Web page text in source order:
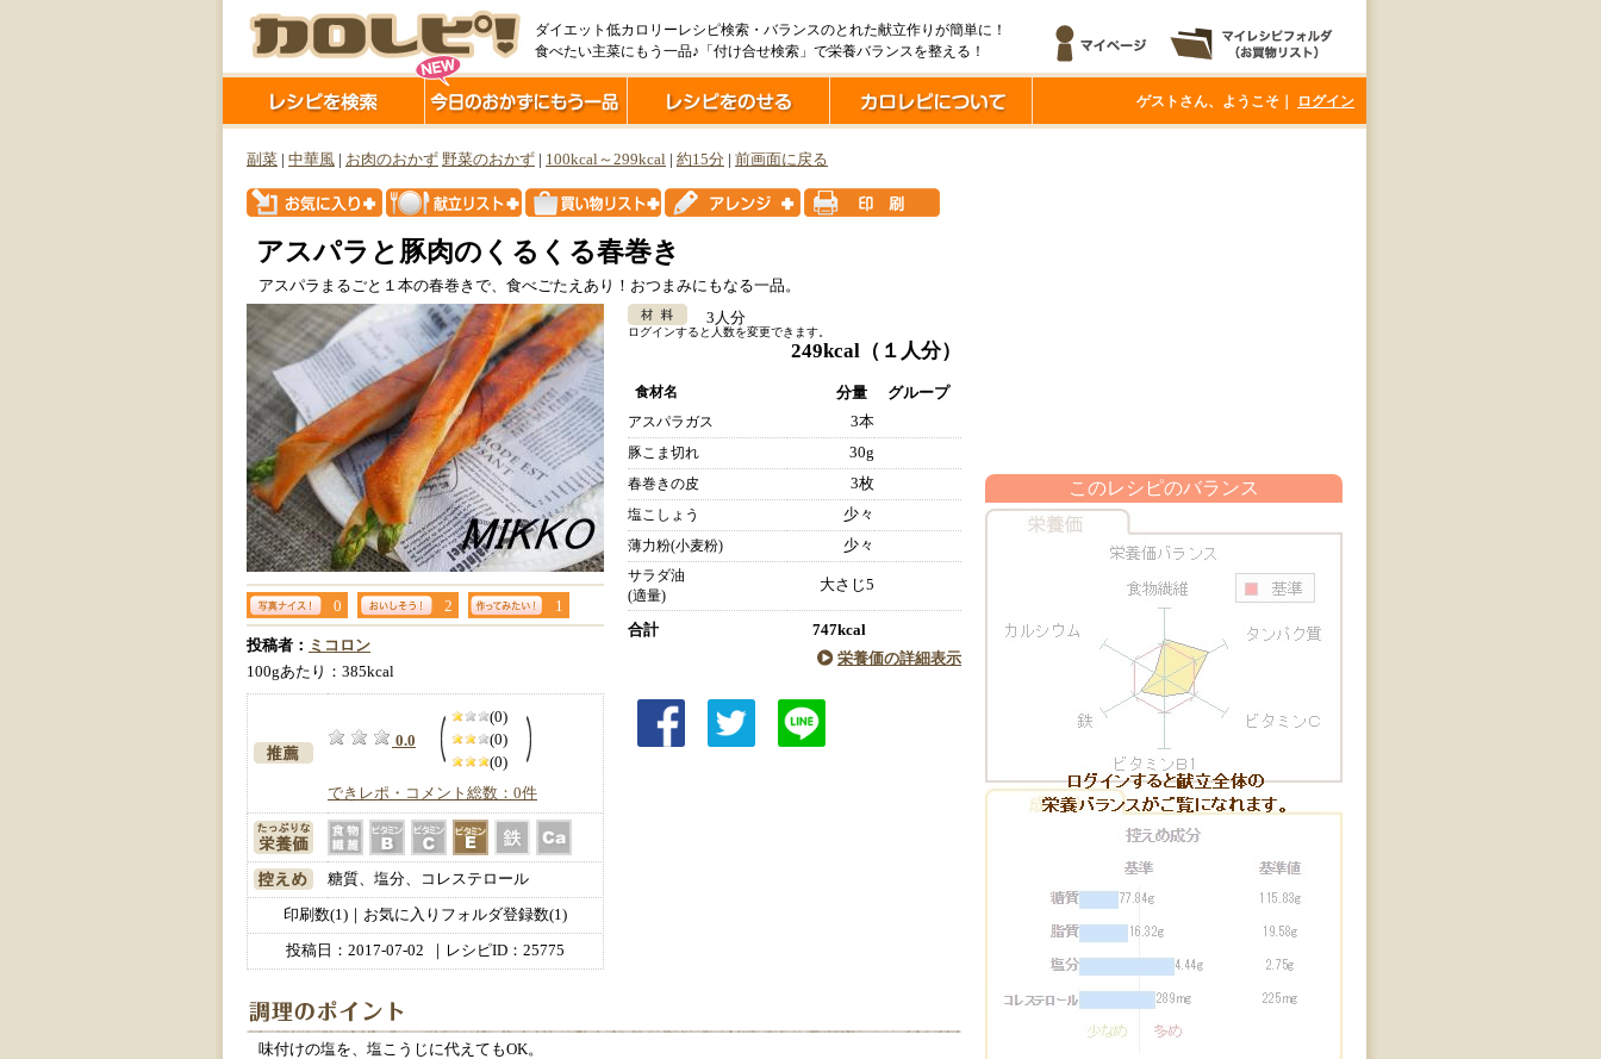
ダイエット低カロリーレシピ検索・バランスのとれた献立作りが簡単に！
食べたい主菜にもう一品♪「付け合せ検索」で栄養バランスを整える！
ゲストさん、ようこそ｜ ログイン
副菜 中華風 お肉のおかず 野菜のおかず 100kcal～299kcal 約15分 前画面に戻る
アスパラと豚肉のくるくる春巻き
アスパラまるごと１本の春巻きで、食べごたえあり！おつまみにもなる一品。
0 2 1
投稿者： ミコロン
100gあたり：385kcal
0.0
(0)
(0)
(0)
できレポ・コメント総数：0件
糖質、塩分、コレステロール
印刷数(1)｜お気に入りフォルダ登録数(1)
投稿日： 2017-07-02 ｜レシピID：25775
3人分
ログインすると人数を変更できます。
249kcal （１人分）
食材名 分量 グループ
アスパラガス 3本
豚こま切れ 30g
春巻きの皮 3枚
塩こしょう 少々
薄力粉(小麦粉) 少々
サラダ油
(適量)
大さじ5
合計
747kcal
栄養価の詳細表示
味付けの塩を、塩こうじに代えてもOK。
このレシピのバランス